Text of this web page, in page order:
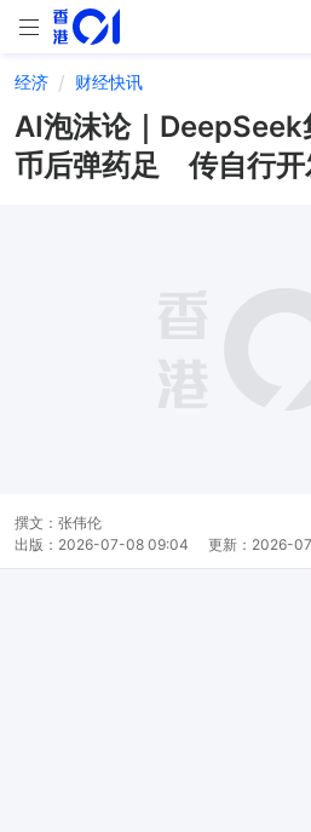
经济 财经快讯
AI泡沫论｜
币后弹药足 传自行开
撰文： 张伟伦
出版： 2026-07-08 09:04 更新： 2026-